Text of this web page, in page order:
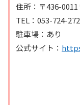
住所：〒436-
TEL：053-724-
駐車場：あり
公式サイト：